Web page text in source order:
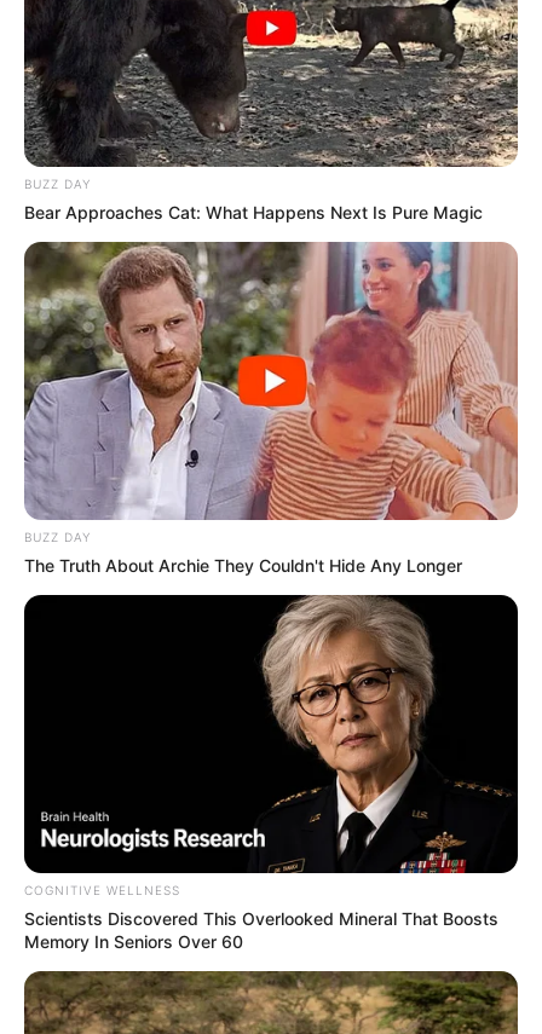
BUZZ DAY
Bear Approaches Cat: What Happens Next Is Pure Magic
BUZZ DAY
The Truth About Archie They Couldn't Hide Any Longer
COGNITIVE WELLNESS
Scientists Discovered This Overlooked Mineral That Boosts
Memory In Seniors Over 60